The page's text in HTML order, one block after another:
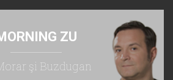
ZU
şi Buzdugan